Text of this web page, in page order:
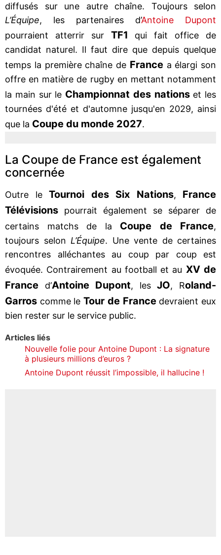
diffusés sur une autre chaîne. Toujours selon
L’Équipe, les partenaires d’Antoine Dupont
pourraient atterrir sur TF1 qui fait office de
candidat naturel. Il faut dire que depuis quelque
temps la première chaîne de Francea élargi son
offre en matière de rugby en mettant notamment
la main sur le Championnat des nationset les
tournées d'été et d'automne jusqu'en 2029, ainsi
que la Coupe du monde 2027.
La Coupe de France est également
concernée
Outre le Tournoi des Six Nations, France
Télévisions pourrait également se séparer de
certains matchs de la Coupe de France,
toujours selon L’Équipe. Une vente de certaines
rencontres alléchantes au coup par coup est
évoquée. Contrairement au football et au XV de
France d’Antoine Dupont, lesJO, Roland-
Garros comme leTour de Francedevraient eux
bien rester sur le service public.
Articles liés
Nouvelle folie pour Antoine Dupont : La signature
à plusieurs millions d’euros ?
Antoine Dupont réussit l’impossible, il hallucine !